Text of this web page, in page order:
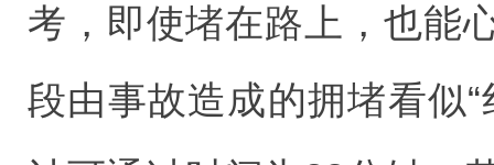
考，即使堵在路上，也能
段由事故造成的拥堵看似